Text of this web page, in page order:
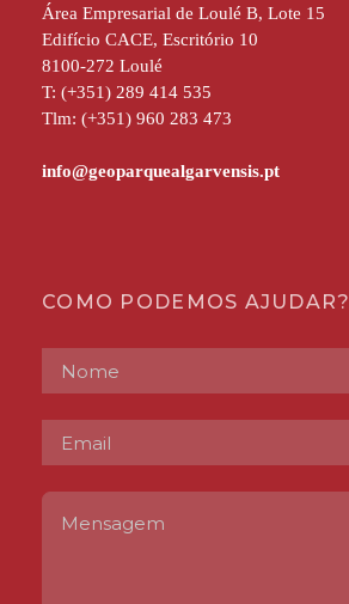
Área Empresarial de Loulé B, Lote 15
Edifício CACE, Escritório 10
8100-272 Loulé
T: (+351) 289 414 535
Tlm: (+351) 960 283 473
COMO PODEMOS AJUDAR?